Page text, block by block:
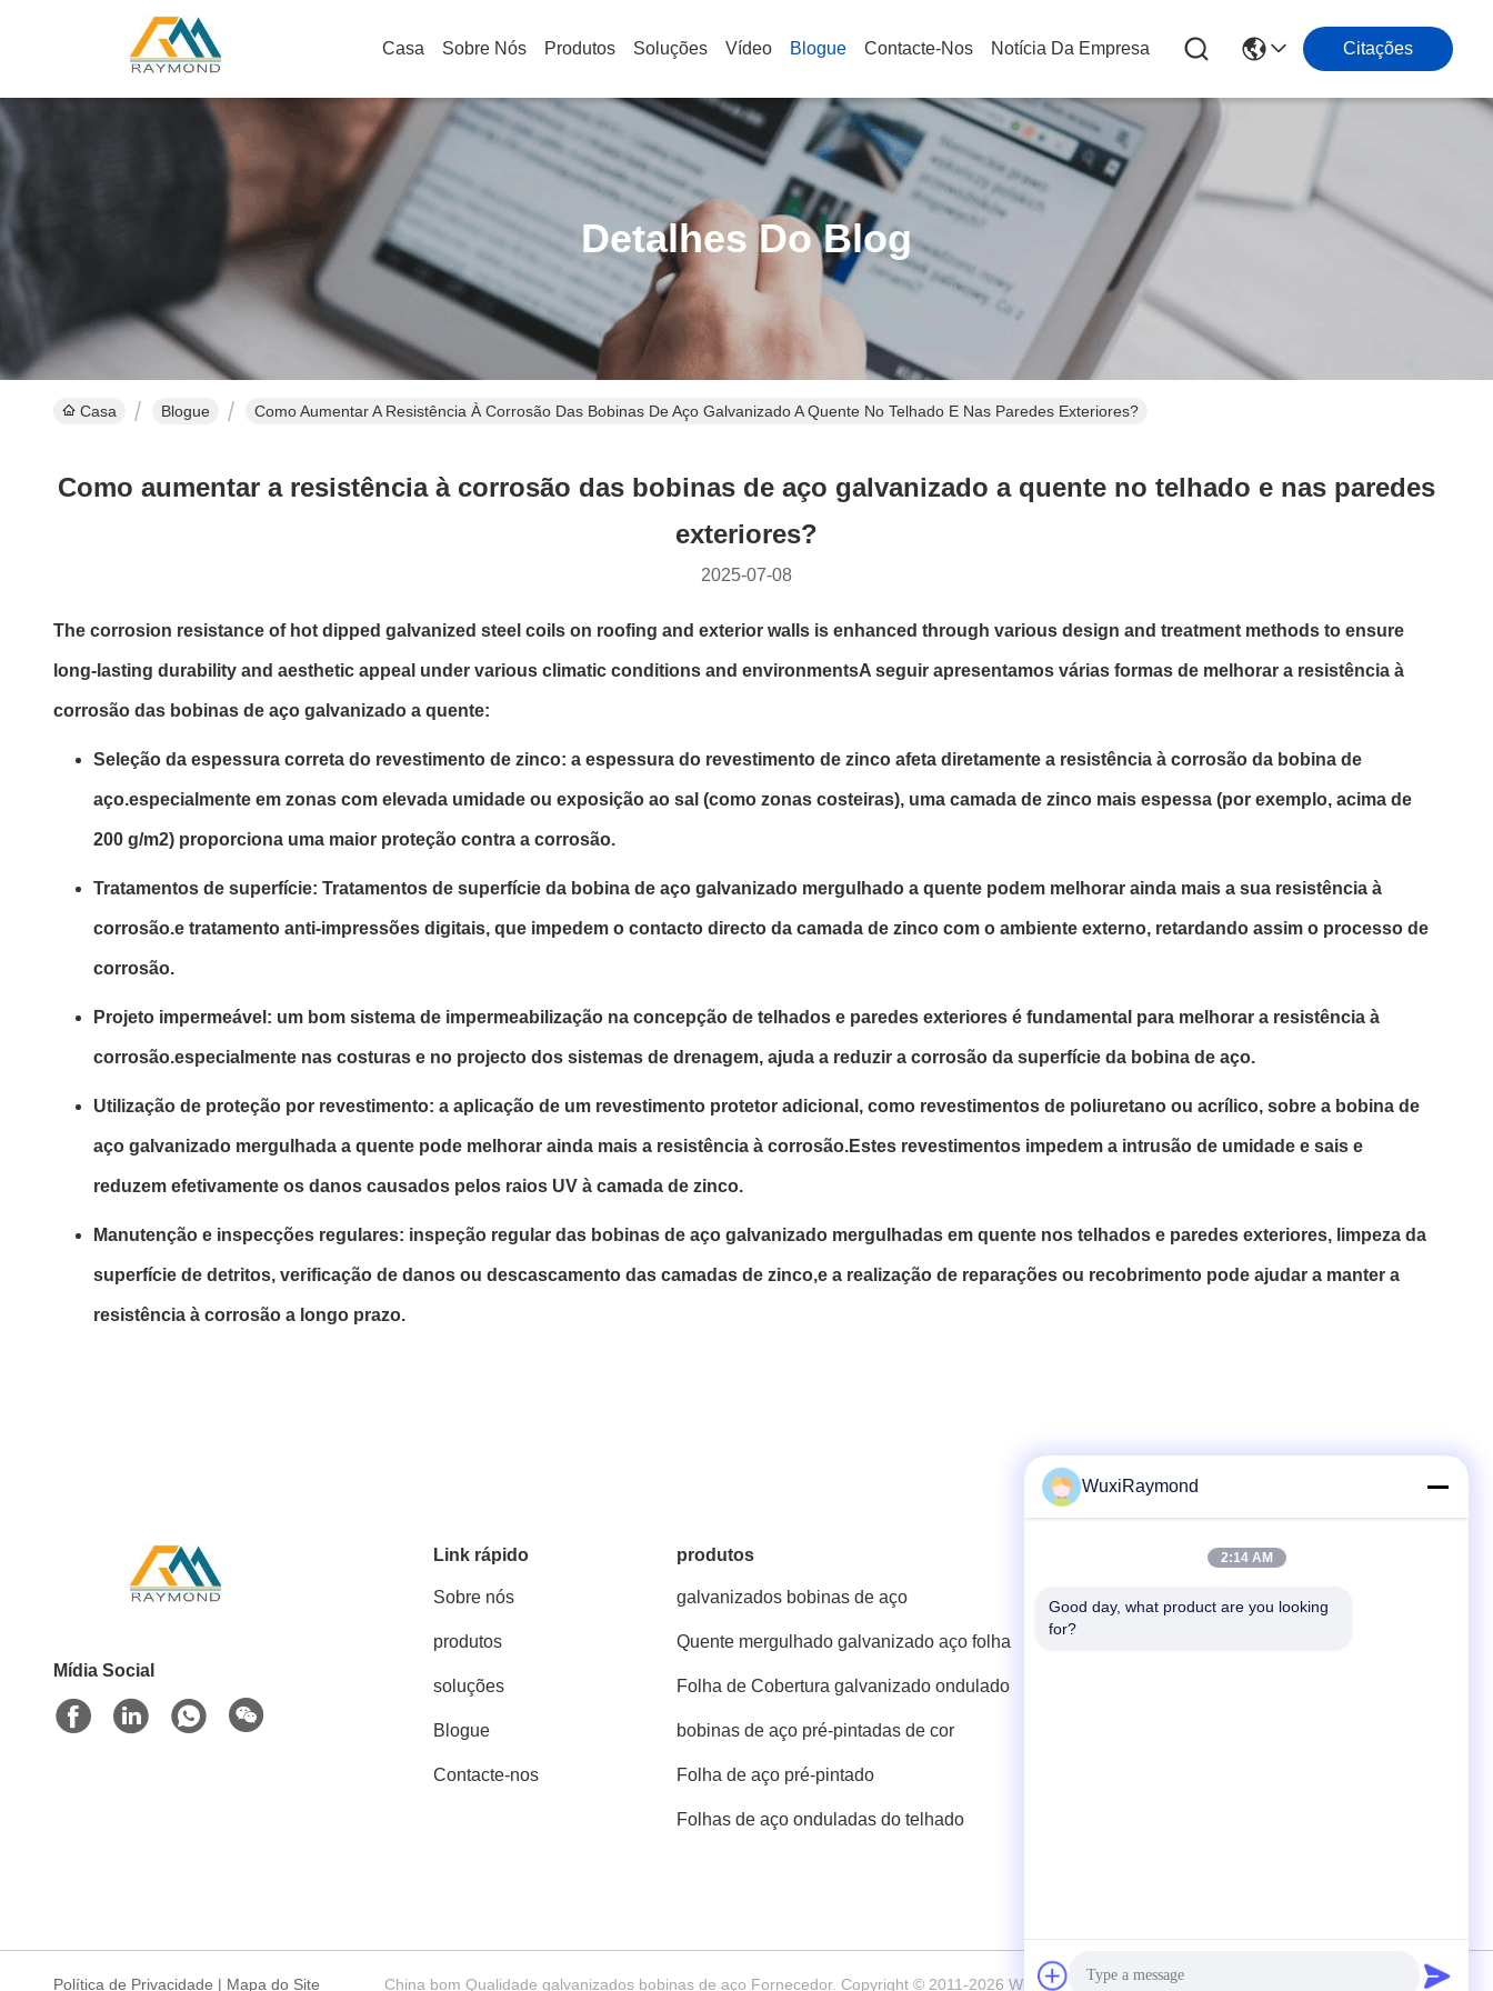
Casa Sobre Nós Produtos Soluções Vídeo Blogue Contacte-Nos Notícia Da Empresa Citações
Detalhes Do Blog
Casa Blogue Como Aumentar A Resistência À Corrosão Das Bobinas De Aço Galvanizado A Quente No Telhado E Nas Paredes Exteriores?
Como aumentar a resistência à corrosão das bobinas de aço galvanizado a quente no telhado e nas paredes
exteriores?
2025-07-08
The corrosion resistance of hot dipped galvanized steel coils on roofing and exterior walls is enhanced through various design and treatment methods to ensure
long-lasting durability and aesthetic appeal under various climatic conditions and environmentsA seguir apresentamos várias formas de melhorar a resistência à
corrosão das bobinas de aço galvanizado a quente:
Seleção da espessura correta do revestimento de zinco: a espessura do revestimento de zinco afeta diretamente a resistência à corrosão da bobina de
aço.especialmente em zonas com elevada umidade ou exposição ao sal (como zonas costeiras), uma camada de zinco mais espessa (por exemplo, acima de
200 g/m2) proporciona uma maior proteção contra a corrosão.
Tratamentos de superfície: Tratamentos de superfície da bobina de aço galvanizado mergulhado a quente podem melhorar ainda mais a sua resistência à
corrosão.e tratamento anti-impressões digitais, que impedem o contacto directo da camada de zinco com o ambiente externo, retardando assim o processo de
corrosão.
Projeto impermeável: um bom sistema de impermeabilização na concepção de telhados e paredes exteriores é fundamental para melhorar a resistência à
corrosão.especialmente nas costuras e no projecto dos sistemas de drenagem, ajuda a reduzir a corrosão da superfície da bobina de aço.
Utilização de proteção por revestimento: a aplicação de um revestimento protetor adicional, como revestimentos de poliuretano ou acrílico, sobre a bobina de
aço galvanizado mergulhada a quente pode melhorar ainda mais a resistência à corrosão.Estes revestimentos impedem a intrusão de umidade e sais e
reduzem efetivamente os danos causados pelos raios UV à camada de zinco.
Manutenção e inspecções regulares: inspeção regular das bobinas de aço galvanizado mergulhadas em quente nos telhados e paredes exteriores, limpeza da
superfície de detritos, verificação de danos ou descascamento das camadas de zinco,e a realização de reparações ou recobrimento pode ajudar a manter a
resistência à corrosão a longo prazo.
Mídia Social
Link rápido
Sobre nós
produtos
soluções
Blogue
Contacte-nos
produtos
galvanizados bobinas de aço
Quente mergulhado galvanizado aço folha
Folha de Cobertura galvanizado ondulado
bobinas de aço pré-pintadas de cor
Folha de aço pré-pintado
Folhas de aço onduladas do telhado
Contato Rápido
Telefone
Política de Privacidade | Mapa do Site China bom Qualidade galvanizados bobinas de aço Fornecedor. Copyright © 2011-2026 Wuxi Raymond Steel Co., Ltd. . Todos os direitos reservados.
WuxiRaymond
2:14 AM
Good day, what product are you looking
for?